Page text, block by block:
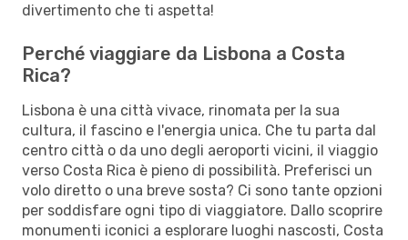
divertimento che ti aspetta!
Perché viaggiare da Lisbona a Costa
Rica?
Lisbona è una città vivace, rinomata per la sua
cultura, il fascino e l'energia unica. Che tu parta dal
centro città o da uno degli aeroporti vicini, il viaggio
verso Costa Rica è pieno di possibilità. Preferisci un
volo diretto o una breve sosta? Ci sono tante opzioni
per soddisfare ogni tipo di viaggiatore. Dallo scoprire
monumenti iconici a esplorare luoghi nascosti, Costa